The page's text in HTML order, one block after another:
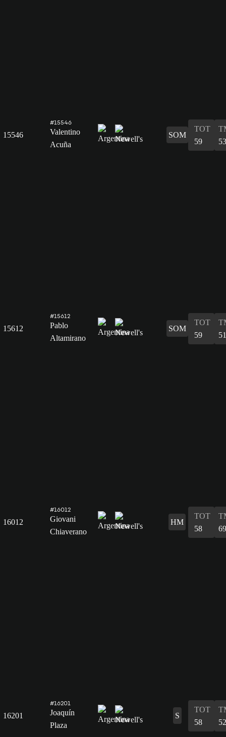
15546
#15546
Valentino
Acuña
SOM
TOT
59
53
15612
#15612
Pablo
Altamirano
SOM
TOT
59
51
16012
#16012
Giovani
Chiaverano
HM
TOT
58
69
16201
#16201
Joaquín
Plaza
S
TOT
58
52